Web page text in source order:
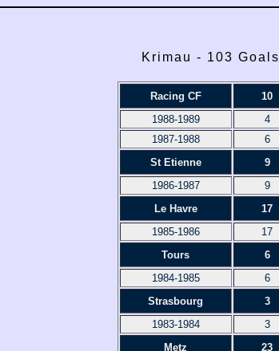
Krimau - 103 Goals
Racing CF
10
1988-1989
4
1987-1988
6
St Etienne
9
1986-1987
9
Le Havre
17
1985-1986
17
Tours
6
1984-1985
6
Strasbourg
3
1983-1984
3
Metz
23